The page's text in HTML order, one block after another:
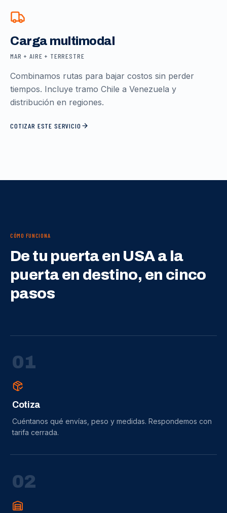
Carga multimodal
MAR + AIRE + TERRESTRE
Combinamos rutas para bajar costos sin perder
tiempos. Incluye tramo Chile a Venezuela y
distribución en regiones.
COTIZAR ESTE SERVICIO
CÓMO FUNCIONA
De tu puerta en USA a la
puerta en destino, en cinco
pasos
01
Cotiza
Cuéntanos qué envías, peso y medidas. Respondemos con
tarifa cerrada.
02